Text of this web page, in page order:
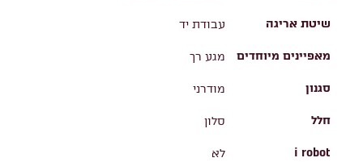
שיטת אריגה עבודת יד
מאפיינים מיוחדים מגע רך
סגנון מודרני
חלל סלון
i robot לא